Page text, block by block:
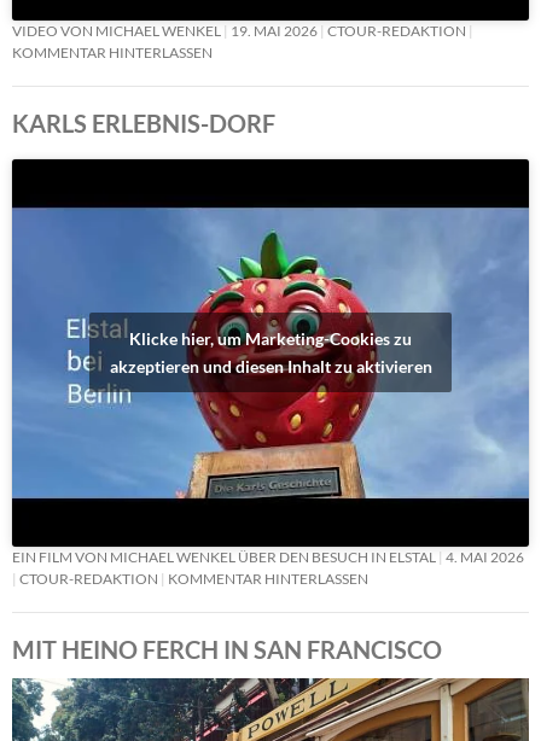
VIDEO VON MICHAEL WENKEL 19. MAI 2026 CTOUR-REDAKTION
KOMMENTAR HINTERLASSEN
KARLS ERLEBNIS-DORF
Klicke hier, um Marketing-Cookies zu
akzeptieren und diesen Inhalt zu aktivieren
EIN FILM VON MICHAEL WENKEL ÜBER DEN BESUCH IN ELSTAL
4. MAI 2026
CTOUR-REDAKTION
KOMMENTAR HINTERLASSEN
MIT HEINO FERCH IN SAN FRANCISCO